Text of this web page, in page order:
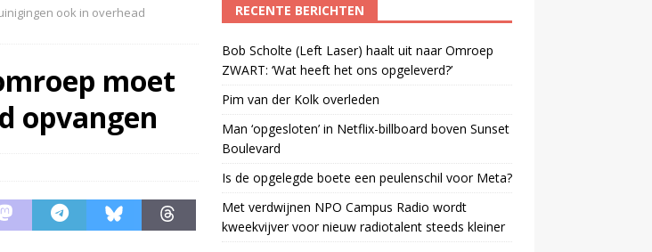
heeft het ons opgeleverd?’)
ook in overhead
moet
opvangen
RECENTE BERICHTEN
Bob Scholte (Left Laser) haalt uit naar Omroep
ZWART: ‘Wat heeft het ons opgeleverd?’
Pim van der Kolk overleden
Man ‘opgesloten’ in Netflix-billboard boven Sunset
Boulevard
Is de opgelegde boete een peulenschil voor Meta?
Met verdwijnen NPO Campus Radio wordt
kweekvijver voor nieuw radiotalent steeds kleiner